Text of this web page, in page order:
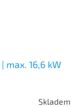
max. 16,6 kW
Skladem